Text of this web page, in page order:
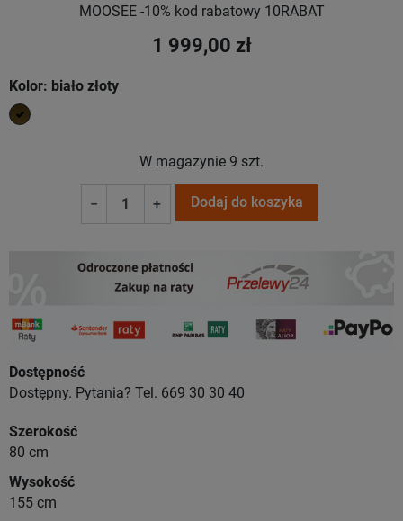
MOOSEE -10% kod rabatowy 10RABAT
1 999,00 zł
Kolor: biało złoty
biało złoty
W magazynie 9 szt.
− + Dodaj do koszyka
Dostępność
Dostępny. Pytania? Tel. 669 30 30 40
Szerokość
80 cm
Wysokość
155 cm